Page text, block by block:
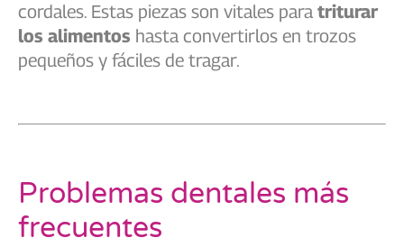
cordales. Estas piezas son vitales para triturar
los alimentos hasta convertirlos en trozos
pequeños y fáciles de tragar.
Problemas dentales más
frecuentes